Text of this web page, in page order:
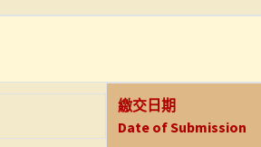
繳交日期
Date of Submission